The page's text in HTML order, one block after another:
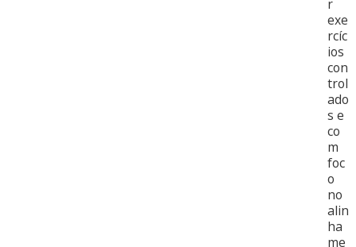
r
exe
rcíc
ios
con
trol
ado
s e
co
m
foc
o
no
alin
ha
me